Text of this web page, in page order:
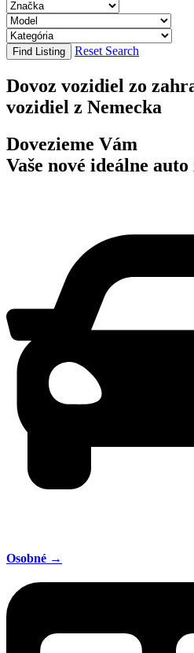
Find Listing Reset Search
Dovoz vozidiel zo
vozidiel z Nemecka
Dovezieme Vám
Vaše nové ideálne
Osobné →